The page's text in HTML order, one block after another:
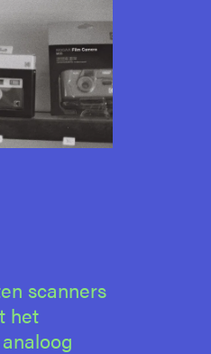
scanners
het